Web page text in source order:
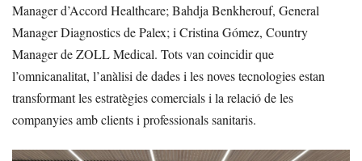
Manager d’Accord Healthcare; Bahdja Benkherouf, General
Manager Diagnostics de Palex; i Cristina Gómez, Country
Manager de ZOLL Medical. Tots van coincidir que
l’omnicanalitat, l’anàlisi de dades i les noves tecnologies estan
transformant les estratègies comercials i la relació de les
companyies amb clients i professionals sanitaris.